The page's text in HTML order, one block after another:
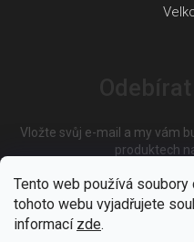
Tento web používá
tohoto webu vyjadřujete
informací zde.
Vložte svůj e-mail a my vám
produktech